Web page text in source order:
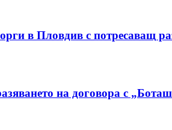
в Пловдив с потресаващ
на договора с